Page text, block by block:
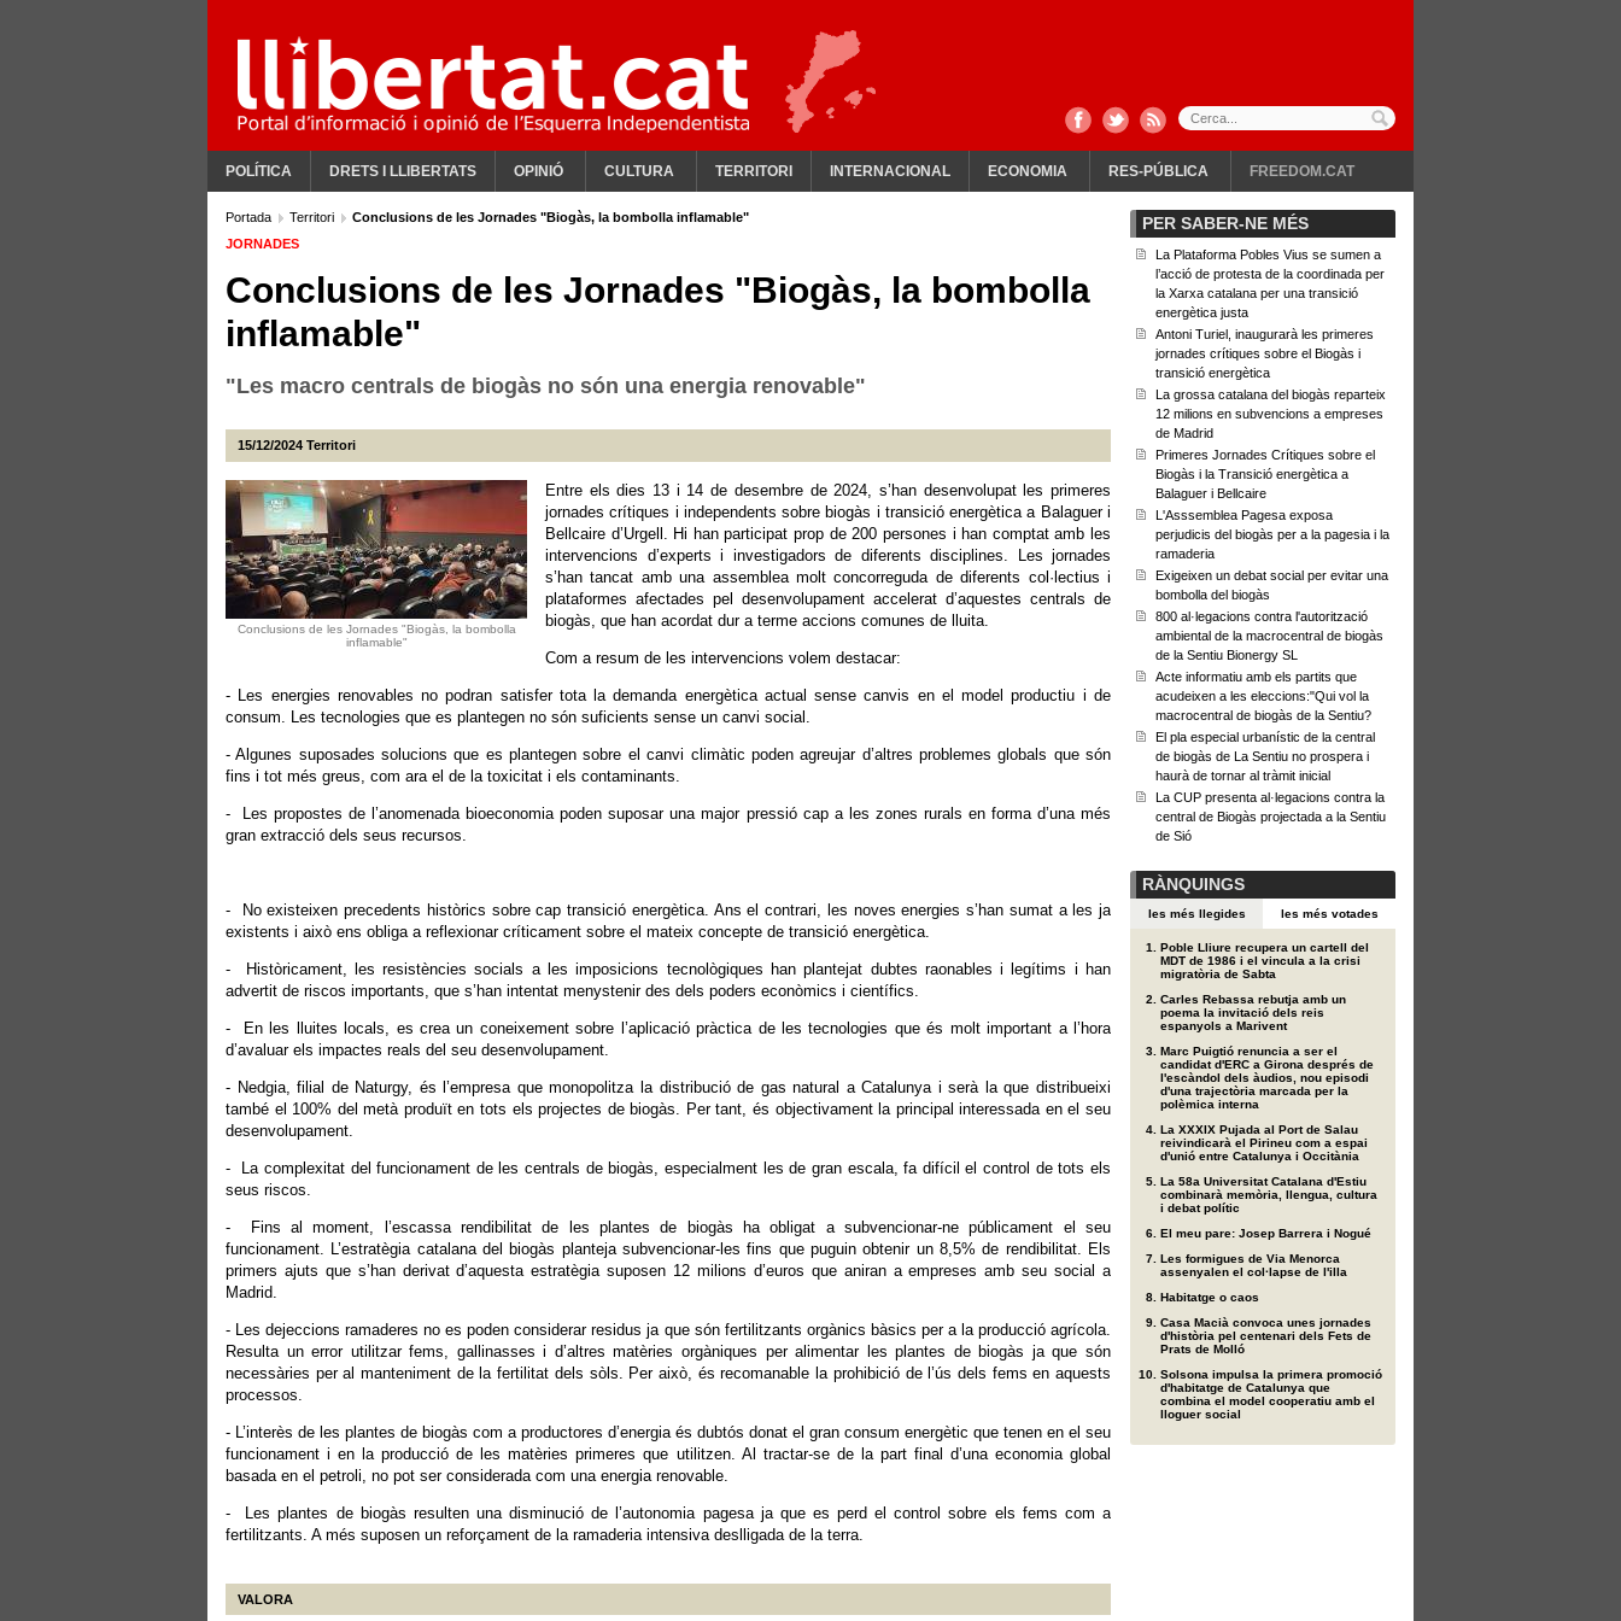
POLÍTICA DRETS I LLIBERTATS OPINIÓ CULTURA TERRITORI INTERNACIONAL ECONOMIA RES-PÚBLICA FREEDOM.CAT
Portada Territori
Conclusions de les Jornades "Biogàs, la bombolla inflamable"
JORNADES
Conclusions de les Jornades "Biogàs, la bombolla
inflamable"
"Les macro centrals de biogàs no són una energia renovable"
15/12/2024 Territori
Conclusions de les Jornades "Biogàs, la bombolla
inflamable"
Entre els dies 13 i 14 de desembre de 2024, s’han desenvolupat les primeres
jornades crítiques i independents sobre biogàs i transició energètica a Balaguer i
Bellcaire d’Urgell. Hi han participat prop de 200 persones i han comptat amb les
intervencions d’experts i investigadors de diferents disciplines. Les jornades
s’han tancat amb una assemblea molt concorreguda de diferents col·lectius i
plataformes afectades pel desenvolupament accelerat d’aquestes centrals de
biogàs, que han acordat dur a terme accions comunes de lluita.
Com a resum de les intervencions volem destacar:
- Les energies renovables no podran satisfer tota la demanda energètica actual sense canvis en el model productiu i de
consum. Les tecnologies que es plantegen no són suficients sense un canvi social.
- Algunes suposades solucions que es plantegen sobre el canvi climàtic poden agreujar d’altres problemes globals que són
fins i tot més greus, com ara el de la toxicitat i els contaminants.
- Les propostes de l’anomenada bioeconomia poden suposar una major pressió cap a les zones rurals en forma d’una més
gran extracció dels seus recursos.
- No existeixen precedents històrics sobre cap transició energètica. Ans el contrari, les noves energies s’han sumat a les ja
existents i això ens obliga a reflexionar críticament sobre el mateix concepte de transició energètica.
- Històricament, les resistències socials a les imposicions tecnològiques han plantejat dubtes raonables i legítims i han
advertit de riscos importants, que s’han intentat menystenir des dels poders econòmics i científics.
- En les lluites locals, es crea un coneixement sobre l’aplicació pràctica de les tecnologies que és molt important a l’hora
d’avaluar els impactes reals del seu desenvolupament.
- Nedgia, filial de Naturgy, és l’empresa que monopolitza la distribució de gas natural a Catalunya i serà la que distribueixi
també el 100% del metà produït en tots els projectes de biogàs. Per tant, és objectivament la principal interessada en el seu
desenvolupament.
- La complexitat del funcionament de les centrals de biogàs, especialment les de gran escala, fa difícil el control de tots els
seus riscos.
- Fins al moment, l’escassa rendibilitat de les plantes de biogàs ha obligat a subvencionar-ne públicament el seu
funcionament. L’estratègia catalana del biogàs planteja subvencionar-les fins que puguin obtenir un 8,5% de rendibilitat. Els
primers ajuts que s’han derivat d’aquesta estratègia suposen 12 milions d’euros que aniran a empreses amb seu social a
Madrid.
- Les dejeccions ramaderes no es poden considerar residus ja que són fertilitzants orgànics bàsics per a la producció agrícola.
Resulta un error utilitzar fems, gallinasses i d’altres matèries orgàniques per alimentar les plantes de biogàs ja que són
necessàries per al manteniment de la fertilitat dels sòls. Per això, és recomanable la prohibició de l’ús dels fems en aquests
processos.
- L’interès de les plantes de biogàs com a productores d’energia és dubtós donat el gran consum energètic que tenen en el seu
funcionament i en la producció de les matèries primeres que utilitzen. Al tractar-se de la part final d’una economia global
basada en el petroli, no pot ser considerada com una energia renovable.
- Les plantes de biogàs resulten una disminució de l’autonomia pagesa ja que es perd el control sobre els fems com a
fertilitzants. A més suposen un reforçament de la ramaderia intensiva deslligada de la terra.
VALORA
PER SABER-NE MÉS
La Plataforma Pobles Vius se sumen a
l’acció de protesta de la coordinada per
la Xarxa catalana per una transició
energètica justa
Antoni Turiel, inaugurarà les primeres
jornades crítiques sobre el Biogàs i
transició energètica
La grossa catalana del biogàs reparteix
12 milions en subvencions a empreses
de Madrid
Primeres Jornades Crítiques sobre el
Biogàs i la Transició energètica a
Balaguer i Bellcaire
L'Asssemblea Pagesa exposa
perjudicis del biogàs per a la pagesia i la
ramaderia
Exigeixen un debat social per evitar una
bombolla del biogàs
800 al·legacions contra l'autorització
ambiental de la macrocentral de biogàs
de la Sentiu Bionergy SL
Acte informatiu amb els partits que
acudeixen a les eleccions:"Qui vol la
macrocentral de biogàs de la Sentiu?
El pla especial urbanístic de la central
de biogàs de La Sentiu no prospera i
haurà de tornar al tràmit inicial
La CUP presenta al·legacions contra la
central de Biogàs projectada a la Sentiu
de Sió
RÀNQUINGS
les més llegides les més votades
Poble Lliure recupera un cartell del
MDT de 1986 i el vincula a la crisi
migratòria de Sabta
Carles Rebassa rebutja amb un
poema la invitació dels reis
espanyols a Marivent
Marc Puigtió renuncia a ser el
candidat d'ERC a Girona després de
l'escàndol dels àudios, nou episodi
d'una trajectòria marcada per la
polèmica interna
La XXXIX Pujada al Port de Salau
reivindicarà el Pirineu com a espai
d'unió entre Catalunya i Occitània
La 58a Universitat Catalana d'Estiu
combinarà memòria, llengua, cultura
i debat polític
El meu pare: Josep Barrera i Nogué
Les formigues de Via Menorca
assenyalen el col·lapse de l'illa
Habitatge o caos
Casa Macià convoca unes jornades
d'història pel centenari dels Fets de
Prats de Molló
Solsona impulsa la primera promoció
d'habitatge de Catalunya que
combina el model cooperatiu amb el
lloguer social